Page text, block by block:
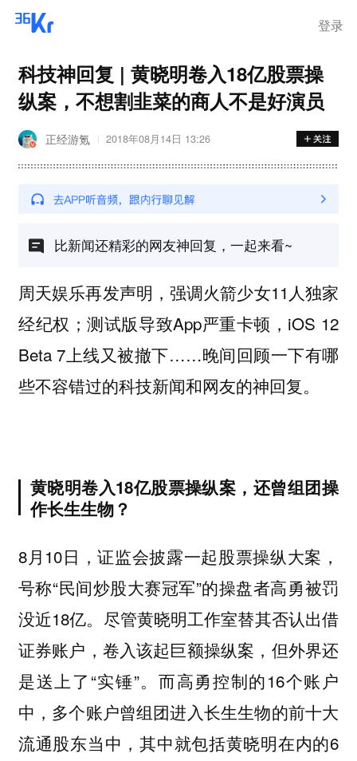
登录
科技神回复 | 黄晓明卷入18亿股票操
纵案，不想割韭菜的商人不是好演员
正经游氪 2018年08月14日 13:26
比新闻还精彩的网友神回复，一起来看~
周天娱乐再发声明，强调火箭少女11人独家
经纪权；测试版导致App严重卡顿，iOS 12
Beta 7上线又被撤下……晚间回顾一下有哪
些不容错过的科技新闻和网友的神回复。
黄晓明卷入18亿股票操纵案，还曾组团操
作长生生物？
8月10日，证监会披露一起股票操纵大案，
号称“民间炒股大赛冠军”的操盘者高勇被罚
没近18亿。尽管黄晓明工作室替其否认出借
证券账户，卷入该起巨额操纵案，但外界还
是送上了“实锤”。而高勇控制的16个账户
中，多个账户曾组团进入长生生物的前十大
流通股东当中，其中就包括黄晓明在内的6